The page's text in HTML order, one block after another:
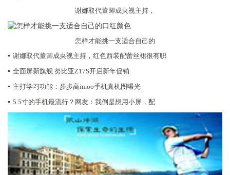
谢娜取代董卿成央视主持，
怎样才能挑一支适合自己的
▪ 谢娜取代董卿成央视主持，红色西装配蕾丝裙很有职
▪ 全面屏新旗舰 努比亚Z17S开启新年促销
▪ 主打学习功能：步步高imoo手机真机图曝光
▪ 5.5寸的手机最流行？网友：我倒是想用小屏，配